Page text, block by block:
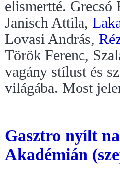
elismertté.
Janisch Attila,
Lovasi András,
Török Ferenc,
vagány stílust és
világába. Most
Gasztro nyílt
Akadémián